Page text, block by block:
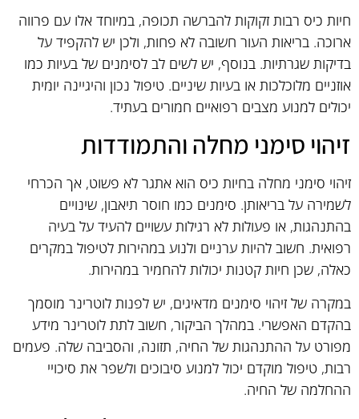
חיות כיס רבות זקוקות להברשה תכופה, במיוחד אלו עם פרווה
ארוכה. בריאות העור חשובה לא פחות, ולכן יש להקפיד על
בדיקות שגרתיות. בנוסף, יש לשים לב לסימנים של בעיות כמו
אוזניים מלוכלכות או בעיות שיניים. טיפול נכון והיגיינה יומית
יכולים למנוע מצבים רפואיים חמורים בעתיד.
זיהוי סימני מחלה והתמודדות
זיהוי סימני מחלה בחיות כיס הוא אתגר לא פשוט, אך הכרחי
לשמירה על בריאותן. סימנים כמו חוסר תיאבון, שינויים
בהתנהגות, או פעולות לא רגילות עשויים להעיד על בעיה
רפואית. חשוב להיות ערניים ולנוע במהירות לטיפול במקרים
כאלה, שכן חיות קטנות יכולות להחמיר במהירות.
במקרה של זיהוי סימנים מדאיגים, יש לפנות לוטרינר מוסמך
בהקדם האפשרי. במהלך הביקור, חשוב לתת לוטרינר מידע
מפורט על ההתנהגות של החיה, תזונה, והסביבה שלה. פעמים
רבות, טיפול מוקדם יכול למנוע סיבוכים ולשפר את סיכויי
ההחלמה של החיה.